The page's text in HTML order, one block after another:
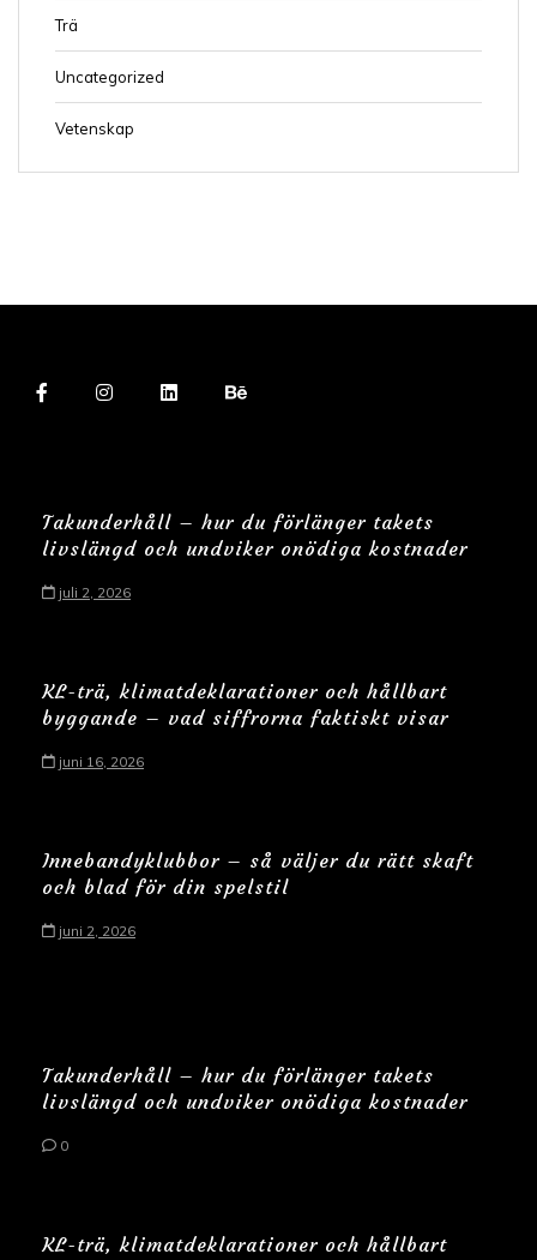
Trä
Uncategorized
Vetenskap
Takunderhåll – hur du förlänger takets
livslängd och undviker onödiga kostnader
juli 2, 2026
KL-trä, klimatdeklarationer och hållbart
byggande – vad siffrorna faktiskt visar
juni 16, 2026
Innebandyklubbor – så väljer du rätt skaft
och blad för din spelstil
juni 2, 2026
Takunderhåll – hur du förlänger takets
livslängd och undviker onödiga kostnader
0
KL-trä, klimatdeklarationer och hållbart